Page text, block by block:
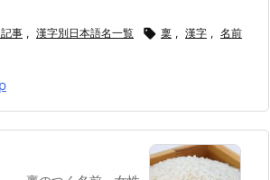
事 , 漢字別日本語名一覧  稟 , 漢字 , 名前